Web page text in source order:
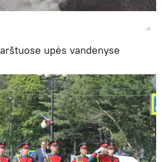
upės vandenyse